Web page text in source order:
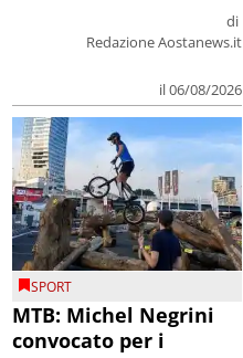
di
Redazione Aostanews.it
il 06/08/2026
SPORT
MTB: Michel Negrini
convocato per i